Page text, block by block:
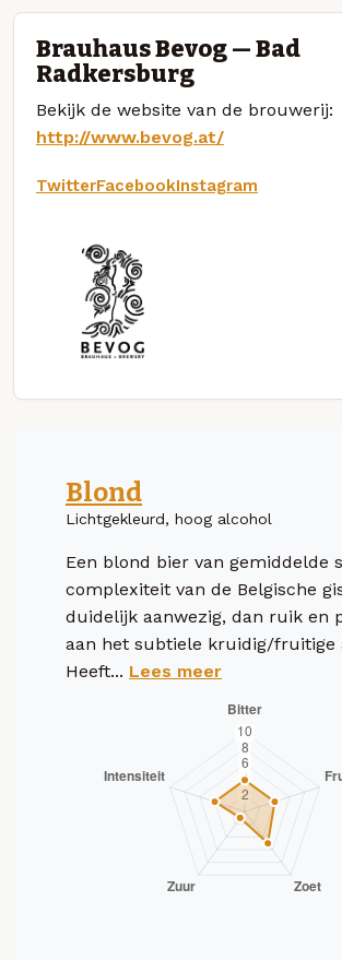
Brauhaus Bevog — Bad
Radkersburg
Bekijk de website van de brouwerij:
http://www.bevog.at/
TwitterFacebookInstagram
Blond
Lichtgekleurd, hoog alcohol
Een blond bier van gemiddelde
complexiteit van de Belgische
duidelijk aanwezig, dan ruik en
aan het subtiele kruidig/fruitige
Heeft... Lees meer